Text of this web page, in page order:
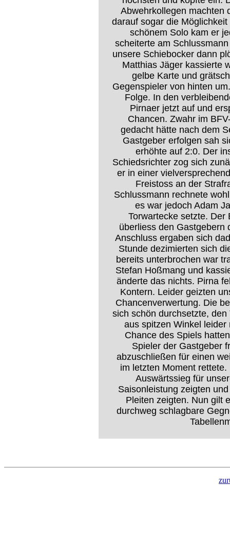
Abwehrkollegen machten
darauf sogar die
schönem Solo kam er
scheiterte am
unsere Schiebocker dann
Matthias Jäger kassierte
gelbe Karte und
Gegenspieler von hinten
Folge. In den
Pirnaer jetzt auf und
Chancen. Zwahr im
gedacht hätte nach dem
Gastgeber erfolgen sah
erhöhte auf 2:0. Der
Schiedsrichter zog sich
er in einer
Freistoss an der
Schlussmann rechnete
es war jedoch Adam
Torwartecke setzte. Der
überliess den Gastgebern
Anschluss ergaben sich
Stunde dezimierten sich
bereits unterbrochen war
Stefan Hoßmang und
änderte das nichts. Pirna
Kontern. Leider geizten
Chancenverwertung. Die
sich schön durchsetzte,
aus spitzen Winkel
Chance des Spiels
Spieler der Gastgeber
abzuschließen für einen
im letzten Moment
Auswärtssieg für
Saisonleistung zeigten
Pleiten zeigten. Nun gilt
durchweg schlagbare